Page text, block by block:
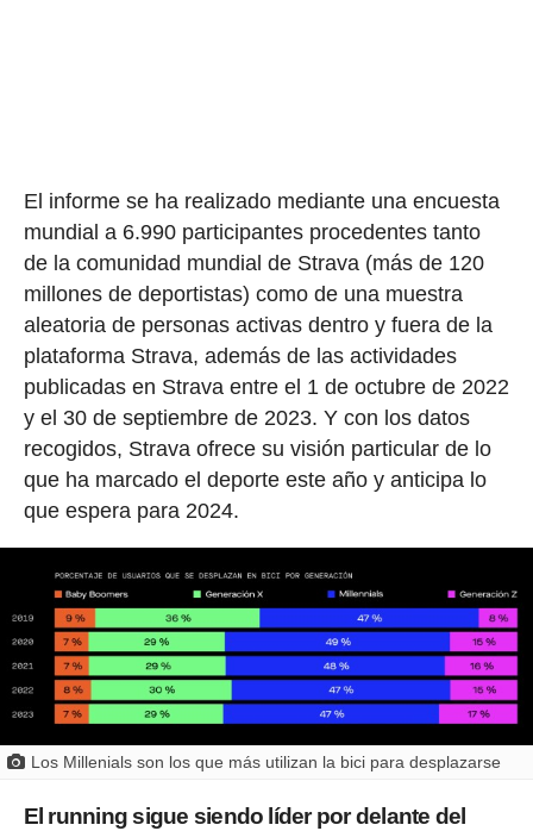
El informe se ha realizado mediante una encuesta
mundial a 6.990 participantes procedentes tanto
de la comunidad mundial de Strava (más de 120
millones de deportistas) como de una muestra
aleatoria de personas activas dentro y fuera de la
plataforma Strava, además de las actividades
publicadas en Strava entre el 1 de octubre de 2022
y el 30 de septiembre de 2023. Y con los datos
recogidos, Strava ofrece su visión particular de lo
que ha marcado el deporte este año y anticipa lo
que espera para 2024.
Los Millenials son los que más utilizan la bici para desplazarse
El running sigue siendo líder por delante del